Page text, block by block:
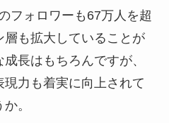
フォロワーも67万人を超
層も拡大していることが
長はもちろんですが、
力も着実に向上されて
。